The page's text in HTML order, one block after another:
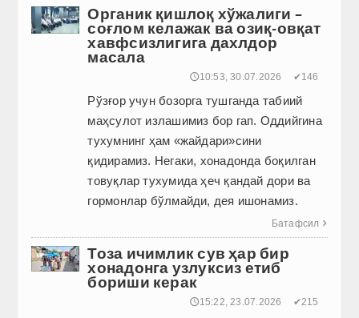
Органик қишлоқ хўжалиги –
соғлом келажак ва озиқ-овқат
хавфсизлигига дахлдор
масала
🕔10:53, 30.07.2026 ✔146
Рўзғор учун бозорга тушганда табиий
маҳсулот излашимиз бор гап. Оддийгина
тухумнинг ҳам «жайдари»сини
қидирамиз. Негаки, хонадонда боқилган
товуқлар тухумида ҳеч қандай дори ва
гормонлар бўлмайди, дея ишонамиз.
Батафсил 
Тоза ичимлик сув ҳар бир
хонадонга узлуксиз етиб
бориши керак
🕔15:22, 23.07.2026 ✔215